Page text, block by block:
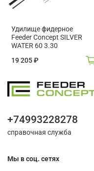
Удилище фидерное
Feeder Concept SILVER
WATER 60 3.30
19 205 ₽
+74993228278
справочная служба
Мы в соц. сетях